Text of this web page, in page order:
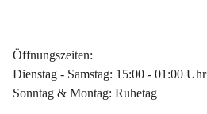
Öffnungszeiten:
Dienstag - Samstag: 15:00 - 01:00 Uhr
Sonntag & Montag: Ruhetag